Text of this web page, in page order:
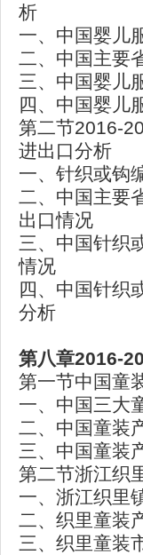
析
一、中国婴儿
二、中国主要
三、中国婴儿
四、中国婴儿
第二节2016-
进出口分析
一、针织或钩
二、中国主要
出口情况
三、中国针织
情况
四、中国针织
分析
第八章2016-
第一节中国童
一、中国三大
二、中国童装
三、中国童装
第二节浙江织
一、浙江织里
二、织里童装
三、织里童装